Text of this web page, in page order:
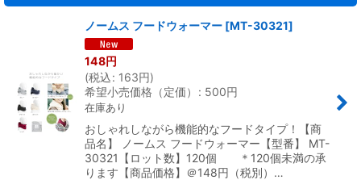
ノームス フードウォーマー [MT-30321]
148円
(税込: 163円)
希望小売価格（定価）
: 500円
在庫あり
おしゃれしながら機能的なフードタイプ！【商
品名】 ノームス フードウォーマー【型番】 MT-
30321【ロット数】120個 ＊120個未満の承
ります【商品価格】＠148円（税別）…